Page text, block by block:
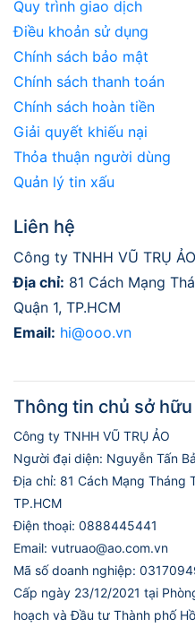
Quy trình giao dịch
Điều khoản sử dụng
Chính sách bảo mật
Chính sách thanh toán
Chính sách hoàn tiền
Giải quyết khiếu nại
Thỏa thuận người dùng
Quản lý tin xấu
Liên hệ
Công ty TNHH VŨ TRỤ ẢO
Địa chỉ: 81 Cách Mạng
Quận 1, TP.HCM
Email: hi@ooo.vn
Thông tin chủ sở
Công ty TNHH VŨ TRỤ ẢO
Người đại diện: Nguyễn Tấn
Địa chỉ: 81 Cách Mạng Tháng
TP.HCM
Điện thoại: 0888445441
Email: vutruao@ao.com.vn
Mã số doanh nghiệp:
Cấp ngày 23/12/2021 tại
hoạch và Đầu tư Thành phố